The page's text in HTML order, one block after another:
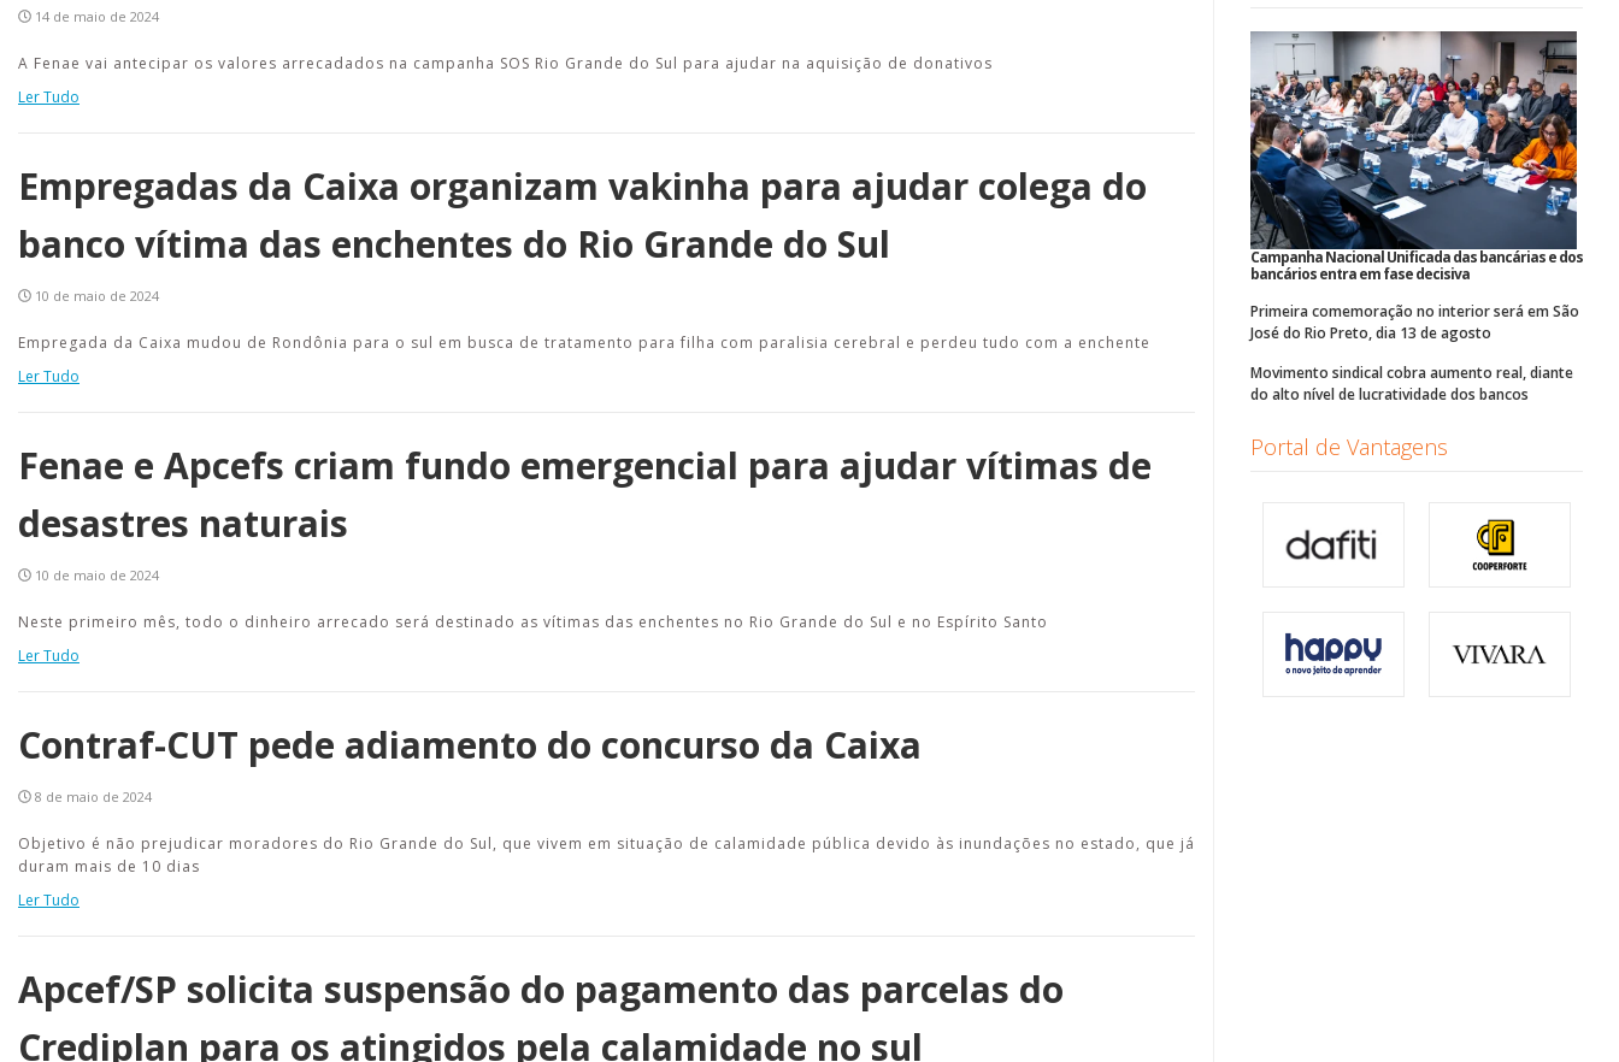
14 de maio de 2024
A Fenae vai antecipar os valores arrecadados na campanha SOS Rio Grande do Sul para ajudar na aquisição de donativos
Ler Tudo
Empregadas da Caixa organizam vakinha para ajudar colega do
banco vítima das enchentes do Rio Grande do Sul
10 de maio de 2024
Empregada da Caixa mudou de Rondônia para o sul em busca de tratamento para filha com paralisia cerebral e perdeu tudo com a enchente
Ler Tudo
Fenae e Apcefs criam fundo emergencial para ajudar vítimas de
desastres naturais
10 de maio de 2024
Neste primeiro mês, todo o dinheiro arrecado será destinado as vítimas das enchentes no Rio Grande do Sul e no Espírito Santo
Ler Tudo
Contraf-CUT pede adiamento do concurso da Caixa
8 de maio de 2024
Objetivo é não prejudicar moradores do Rio Grande do Sul, que vivem em situação de calamidade pública devido às inundações no estado, que já
duram mais de 10 dias
Ler Tudo
Apcef/SP solicita suspensão do pagamento das parcelas do
Crediplan para os atingidos pela calamidade no sul
Campanha Nacional Unificada das bancárias e dos
bancários entra em fase decisiva
Primeira comemoração no interior será em São
José do Rio Preto, dia 13 de agosto
Movimento sindical cobra aumento real, diante
do alto nível de lucratividade dos bancos
Portal de Vantagens